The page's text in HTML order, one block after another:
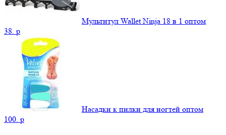
Мультитул Wallet Ninja 18 в 1 оптом
38. p
Насадки к пилки для ногтей оптом
100. p